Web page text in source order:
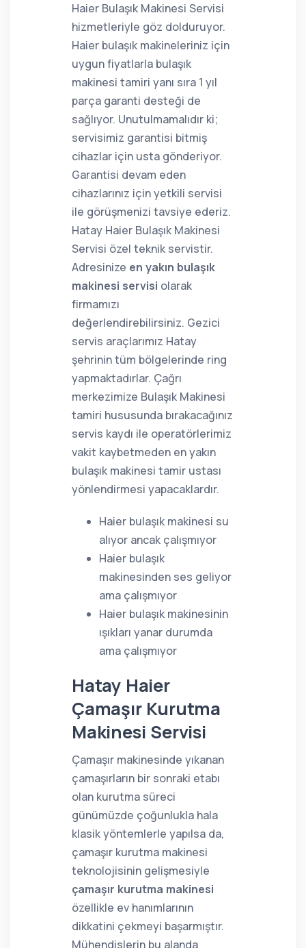
Haier Bulaşık Makinesi Servisi
hizmetleriyle göz dolduruyor.
Haier bulaşık makineleriniz için
uygun fiyatlarla bulaşık
makinesi tamiri yanı sıra 1 yıl
parça garanti desteği de
sağlıyor. Unutulmamalıdır ki;
servisimiz garantisi bitmiş
cihazlar için usta gönderiyor.
Garantisi devam eden
cihazlarınız için yetkili servisi
ile görüşmenizi tavsiye ederiz.
Hatay Haier Bulaşık Makinesi
Servisi özel teknik servistir.
Adresinize en yakın bulaşık
makinesi servisi olarak
firmamızı
değerlendirebilirsiniz. Gezici
servis araçlarımız Hatay
şehrinin tüm bölgelerinde ring
yapmaktadırlar. Çağrı
merkezimize Bulaşık Makinesi
tamiri hususunda bırakacağınız
servis kaydı ile operatörlerimiz
vakit kaybetmeden en yakın
bulaşık makinesi tamir ustası
yönlendirmesi yapacaklardır.
Haier bulaşık makinesi su
alıyor ancak çalışmıyor
Haier bulaşık
makinesinden ses geliyor
ama çalışmıyor
Haier bulaşık makinesinin
ışıkları yanar durumda
ama çalışmıyor
Hatay Haier
Çamaşır Kurutma
Makinesi Servisi
Çamaşır makinesinde yıkanan
çamaşırların bir sonraki etabı
olan kurutma süreci
günümüzde çoğunlukla hala
klasik yöntemlerle yapılsa da,
çamaşır kurutma makinesi
teknolojisinin gelişmesiyle
çamaşır kurutma makinesi
özellikle ev hanımlarının
dikkatini çekmeyi başarmıştır.
Mühendislerin bu alanda